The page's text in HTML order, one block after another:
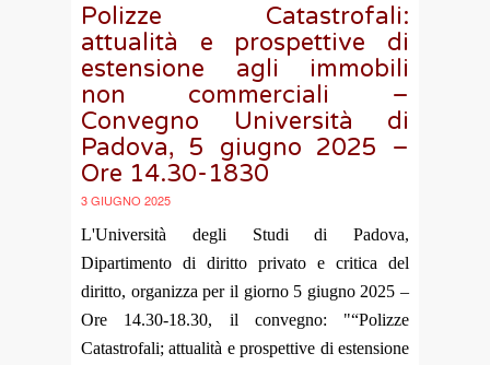
Polizze Catastrofali:
attualità e prospettive di
estensione agli immobili
non commerciali –
Convegno Università di
Padova, 5 giugno 2025 –
Ore 14.30-1830
3 GIUGNO 2025
L'Università degli Studi di Padova,
Dipartimento di diritto privato e critica del
diritto, organizza per il giorno 5 giugno 2025 –
Ore 14.30-18.30, il convegno: "“Polizze
Catastrofali; attualità e prospettive di estensione